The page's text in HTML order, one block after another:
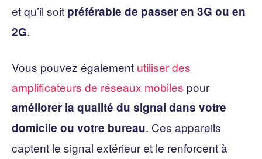
et qu’il soit préférable de passer en 3G ou en
2G.
Vous pouvez également utiliser des
amplificateurs de réseaux mobiles pour
améliorer la qualité du signal dans votre
domicile ou votre bureau. Ces appareils
captent le signal extérieur et le renforcent à